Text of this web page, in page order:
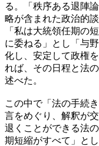
る。「秩序ある退陣
略が含まれた政治的
「私は大統領任期の
に委ねる」とし「与
化し、安定して政権
れば、その日程と法
述べた。
この中で「法の手続
言をめぐり、解釈が
退くことができる法
期短縮がすべて」と